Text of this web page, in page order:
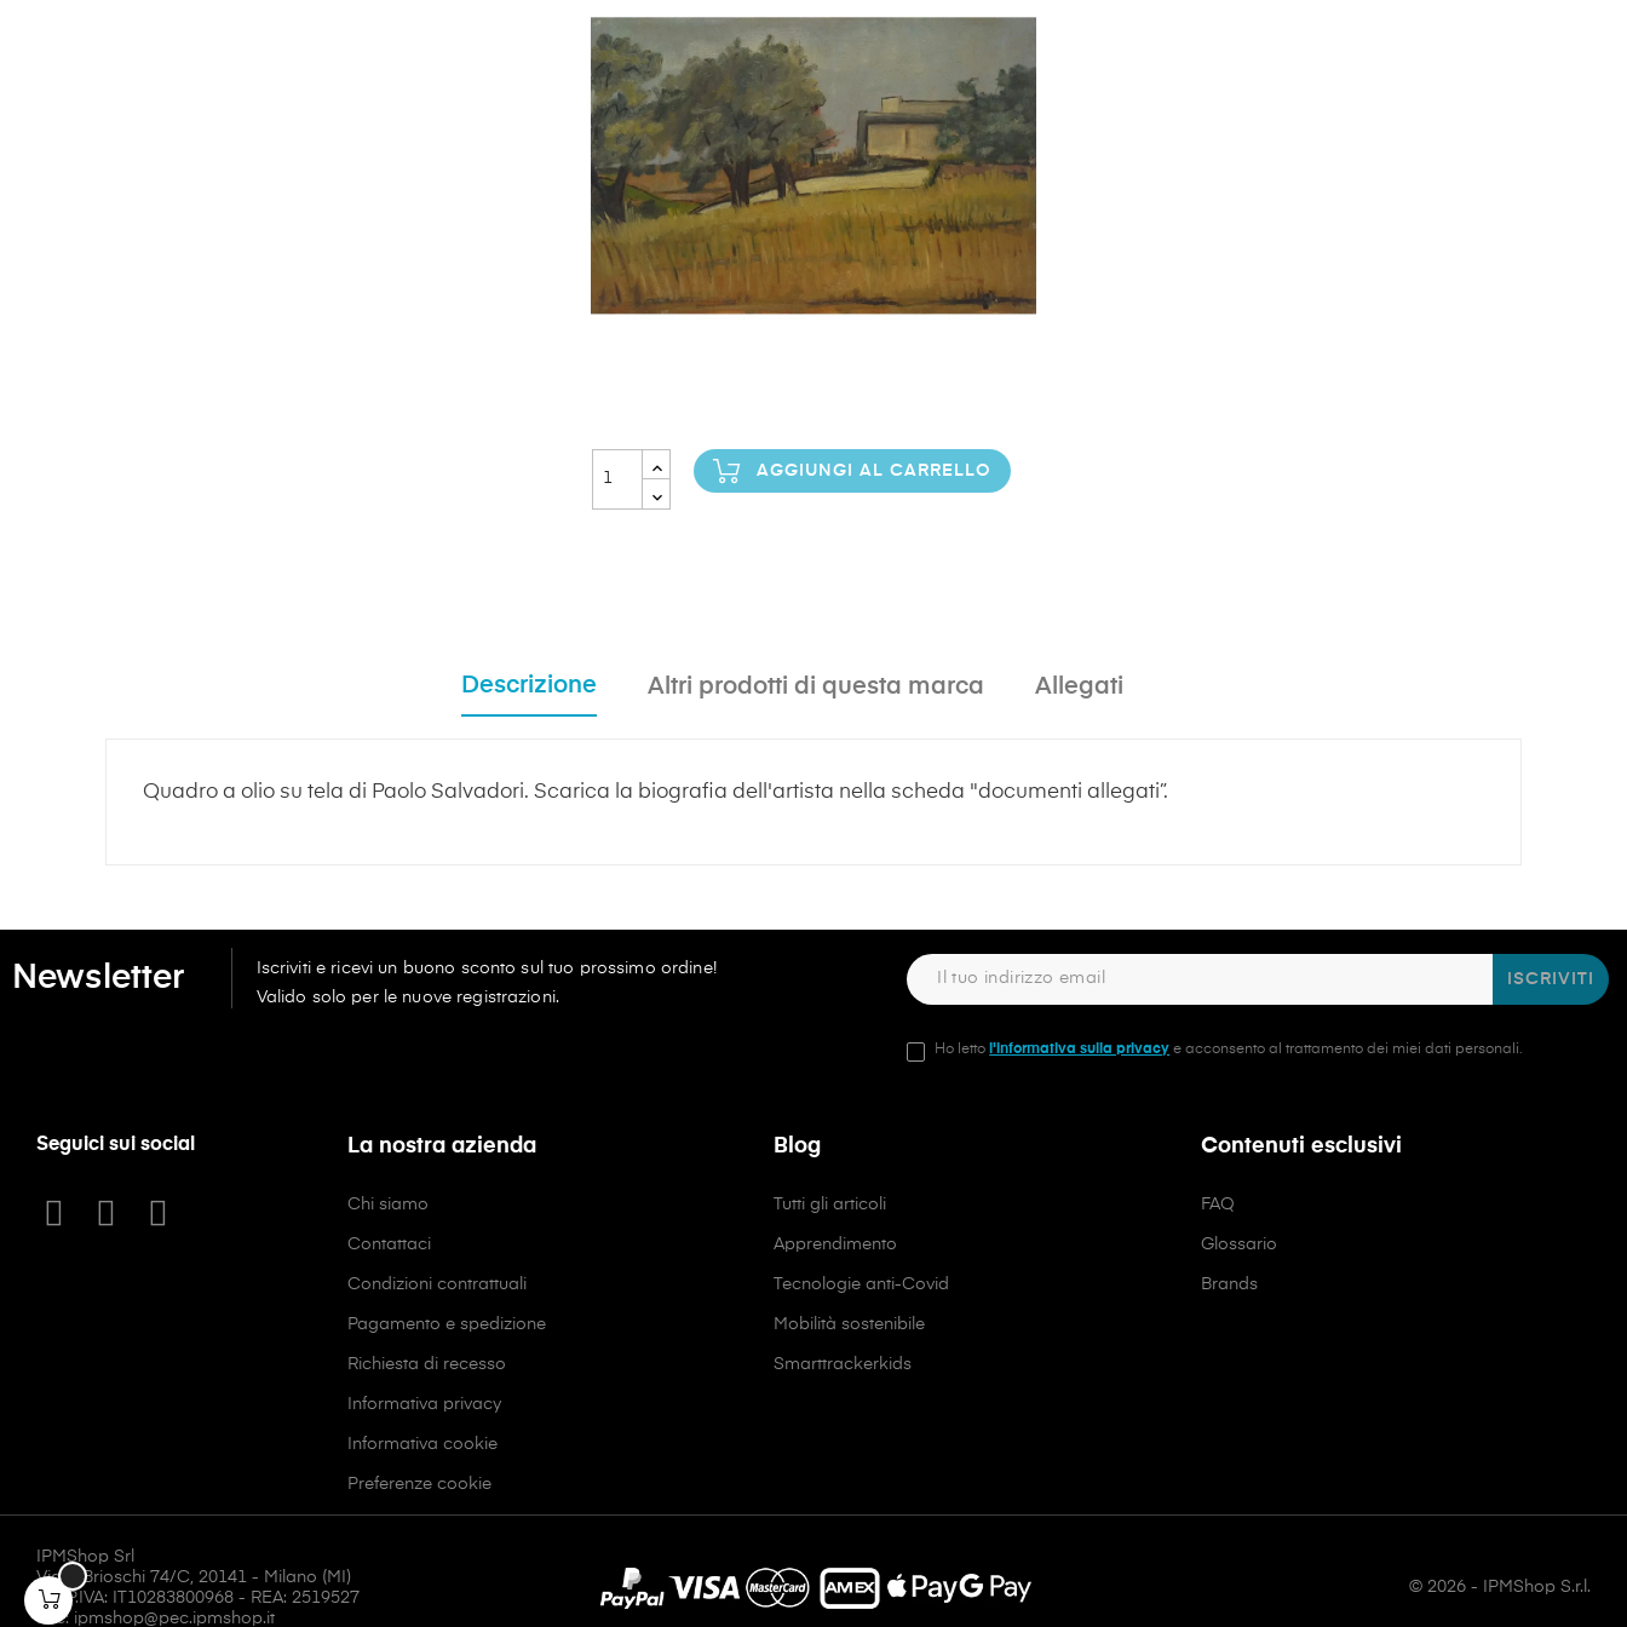
AGGIUNGI AL CARRELLO
Descrizione Altri prodotti di questa marca Allegati
Quadro a olio su tela di Paolo Salvadori. Scarica la biografia dell'artista nella scheda "documenti allegati”.
Newsletter
Iscriviti e ricevi un buono sconto sul tuo prossimo ordine!
Valido solo per le nuove registrazioni.
ISCRIVITI
Ho letto l'informativa sulla privacy e acconsento al trattamento dei miei dati personali.
Seguici sui social La nostra azienda
Chi siamo
Contattaci
Condizioni contrattuali
Pagamento e spedizione
Richiesta di recesso
Informativa privacy
Informativa cookie
Preferenze cookie
Blog
Tutti gli articoli
Apprendimento
Tecnologie anti-Covid
Mobilità sostenibile
Smarttrackerkids
Contenuti esclusivi
FAQ
Glossario
Brands
IPMShop Srl
Via F. Brioschi 74/C, 20141 - Milano (MI)
CF/P.IVA: IT10283800968 - REA: 2519527
Pec: ipmshop@pec.ipmshop.it
© 2026 - IPMShop S.r.l.